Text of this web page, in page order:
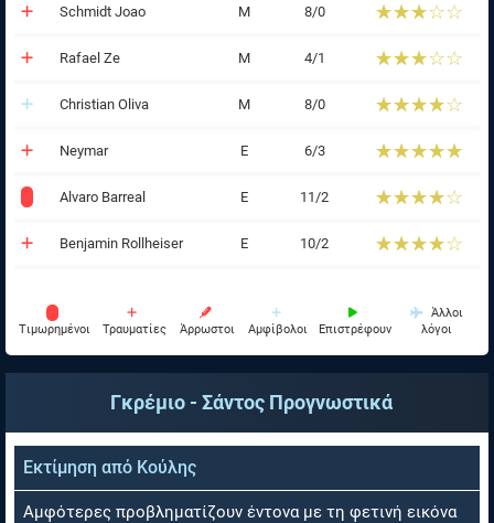
Schmidt Joao Μ 8/0 ☆☆☆☆☆
★★★★★
Rafael Ze Μ 4/1 ☆☆☆☆☆
★★★★★
Christian Oliva Μ 8/0 ☆☆☆☆☆
★★★★★
Neymar Ε 6/3 ☆☆☆☆☆
★★★★★
Alvaro Barreal Ε 11/2 ☆☆☆☆☆
★★★★★
Benjamin Rollheiser Ε 10/2 ☆☆☆☆☆
★★★★★
Tιμωρημένοι Τραυματίες Άρρωστοι Αμφίβολοι Επιστρέφουν
Άλλοι
λόγοι
Γκρέμιο - Σάντος Προγνωστικά
Εκτίμηση από Κούλης
Αμφότερες προβληματίζουν έντονα με τη φετινή εικόνα